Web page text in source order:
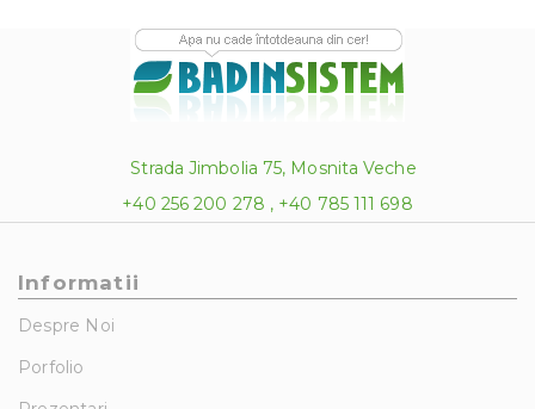
Strada Jimbolia 75, Mosnita Veche
+40 256 200 278 , +40 785 111 698
Informatii
Despre Noi
Porfolio